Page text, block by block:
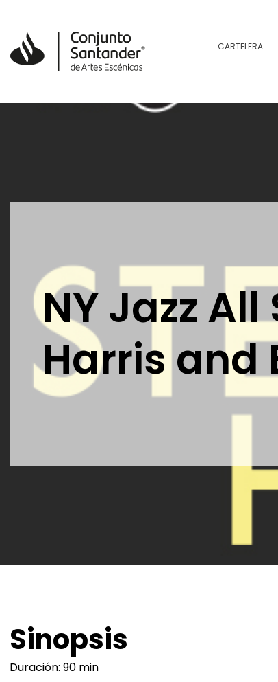
CARTELERA
NY Jazz
Harris and
Sinopsis
Duración: 90 min